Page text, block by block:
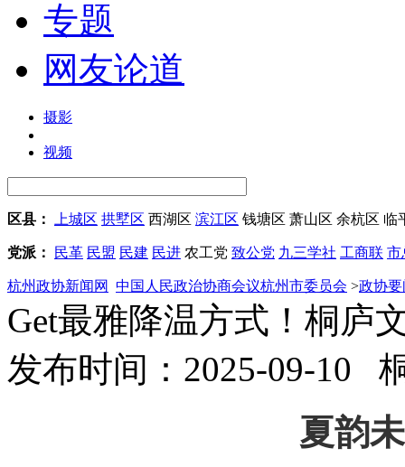
专题
网友论道
摄影
视频
区县： 上城区 拱墅区 西湖区 滨江区 钱塘区 萧山区 余杭区 临
党派： 民革 民盟 民建 民进 农工党 致公党 九三学社 工商联 市
杭州政协新闻网 中国人民政治协商会议杭州市委员会 >政协要
Get最雅降温方式！桐庐
发布时间：2025-09-10
夏韵